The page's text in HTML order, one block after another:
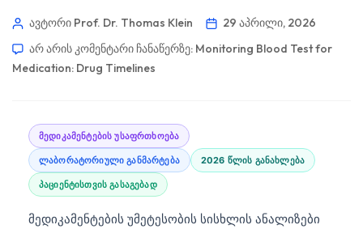
ავტორი Prof. Dr. Thomas Klein
29 აპრილი, 2026
არ არის კომენტარი ჩანაწერზე: Monitoring Blood Test for
Medication: Drug Timelines
მედიკამენტების უსაფრთხოება
ლაბორატორიული განმარტება 2026 წლის განახლება
პაციენტისთვის გასაგებად
მედიკამენტების უმეტესობის სისხლის ანალიზები